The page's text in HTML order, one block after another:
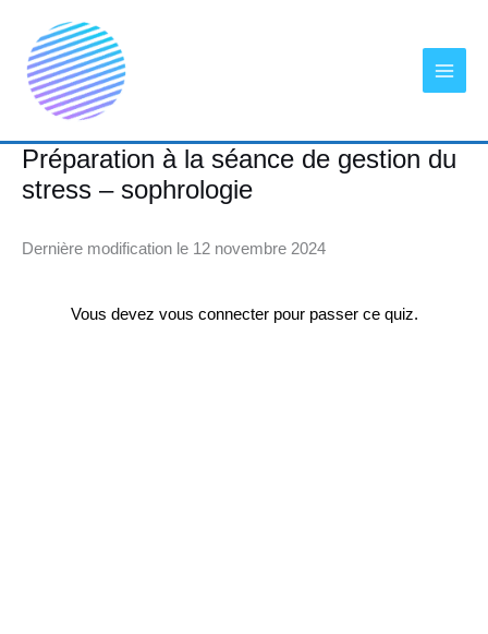
contenu
Préparation à la séance de gestion du
stress – sophrologie
Dernière modification le 12 novembre 2024
Vous devez vous connecter pour passer ce quiz.